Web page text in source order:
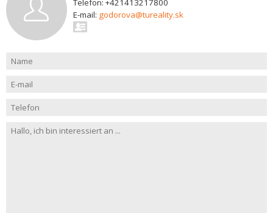
Telefon: +421413217800
E-mail: godorova@tureality.sk